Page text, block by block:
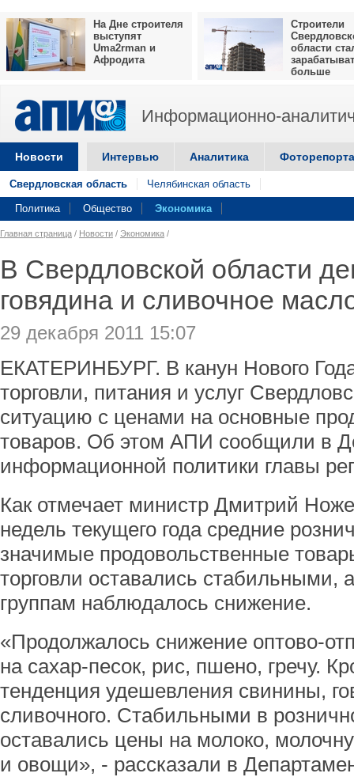
На Дне строителя
выступят
Uma2rman и
Афродита
Строители
области
больше
Информационно-
Новости Интервью Аналитика
Свердловская область Челябинская область
Политика Общество Экономика
Главная страница / Новости / Экономика /
В Свердловской области
говядина и сливочное
29 декабря 2011 15:07
ЕКАТЕРИНБУРГ. В канун Нового
торговли, питания и услуг
ситуацию с ценами на основные
товаров. Об этом АПИ сообщили в
информационной политики главы
Как отмечает министр Дмитрий
недель текущего года средние
значимые продовольственные
торговли оставались стабильными,
группам наблюдалось снижение.
«Продолжалось снижение оптово-
на сахар-песок, рис, пшено, гречу.
тенденция удешевления свинины,
сливочного. Стабильными в
оставались цены на молоко,
и овощи», - рассказали в